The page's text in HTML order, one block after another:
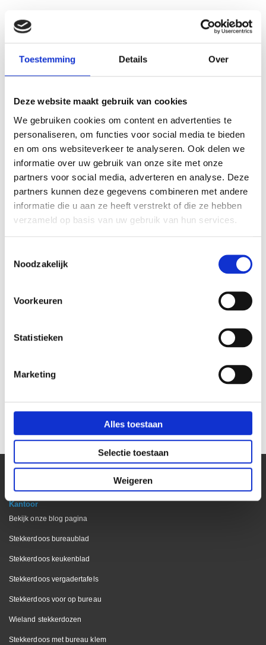
Toestemming Details Over
Deze website maakt gebruik van cookies
We gebruiken cookies om content en advertenties te
personaliseren, om functies voor social media te bieden
en om ons websiteverkeer te analyseren. Ook delen we
informatie over uw gebruik van onze site met onze
partners voor social media, adverteren en analyse. Deze
partners kunnen deze gegevens combineren met andere
informatie die u aan ze heeft verstrekt of die ze hebben
verzameld op basis van uw gebruik van hun services.
Noodzakelijk
Voorkeuren
Statistieken
Marketing
Alles toestaan
Selectie toestaan
Weigeren
Stekkerdoos 6 voudig
stopcontact zwart 5m
netsnoer monteerbaar
€ 21,65
Stekkerdoos 6-voudig zwart
met 3 meter kabel en
schakelaar
VERGELIJKBARE PRODUCTEN
Stekkerdoos Bachmann
kabel
€ 5,95
Stekkerdoos zonder kabel
wit Smart 6-voudig
€ 8,89
Kantoor
Bekijk onze blog pagina
Stekkerdoos bureaublad
Stekkerdoos keukenblad
Stekkerdoos vergadertafels
Stekkerdoos voor op bureau
Wieland stekkerdozen
Stekkerdoos met bureau klem